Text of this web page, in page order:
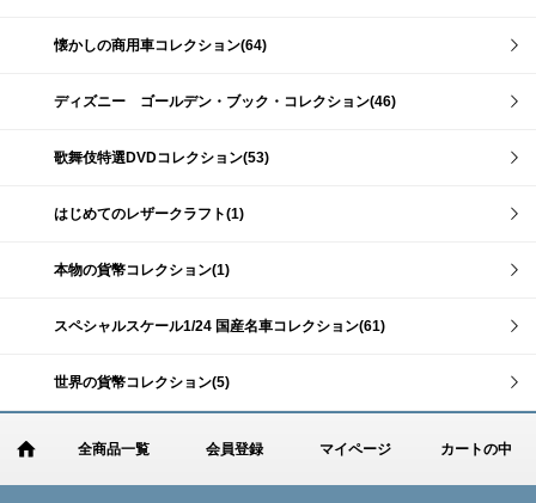
懐かしの商用車コレクション(64)
ディズニー ゴールデン・ブック・コレクション(46)
歌舞伎特選DVDコレクション(53)
はじめてのレザークラフト(1)
本物の貨幣コレクション(1)
スペシャルスケール1/24 国産名車コレクション(61)
世界の貨幣コレクション(5)
全商品一覧 会員登録 マイページ カートの中